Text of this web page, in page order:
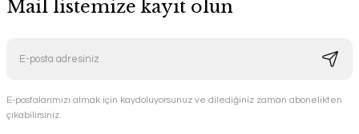
Mail listemize kayıt olun
E-postalarımızı almak için kaydoluyorsunuz ve dilediğiniz zaman abonelikten
çıkabilirsiniz.